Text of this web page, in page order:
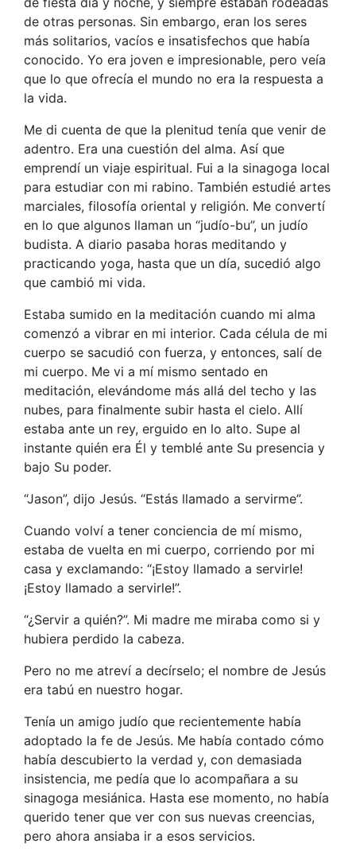
de otras personas. Sin embargo, eran los seres
más solitarios, vacíos e insatisfechos que había
conocido. Yo era joven e impresionable, pero veía
que lo que ofrecía el mundo no era la respuesta a
la vida.
Me di cuenta de que la plenitud tenía que venir de
adentro. Era una cuestión del alma. Así que
emprendí un viaje espiritual. Fui a la sinagoga local
para estudiar con mi rabino. También estudié artes
marciales, filosofía oriental y religión. Me convertí
en lo que algunos llaman un “judío-bu”, un judío
budista. A diario pasaba horas meditando y
practicando yoga, hasta que un día, sucedió algo
que cambió mi vida.
Estaba sumido en la meditación cuando mi alma
comenzó a vibrar en mi interior. Cada célula de mi
cuerpo se sacudió con fuerza, y entonces, salí de
mi cuerpo. Me vi a mí mismo sentado en
meditación, elevándome más allá del techo y las
nubes, para finalmente subir hasta el cielo. Allí
estaba ante un rey, erguido en lo alto. Supe al
instante quién era Él y temblé ante Su presencia y
bajo Su poder.
“Jason”, dijo Jesús. “Estás llamado a servirme”.
Cuando volví a tener conciencia de mí mismo,
estaba de vuelta en mi cuerpo, corriendo por mi
casa y exclamando: “¡Estoy llamado a servirle!
¡Estoy llamado a servirle!”.
“¿Servir a quién?”. Mi madre me miraba como si y
hubiera perdido la cabeza.
Pero no me atreví a decírselo; el nombre de Jesús
era tabú en nuestro hogar.
Tenía un amigo judío que recientemente había
adoptado la fe de Jesús. Me había contado cómo
había descubierto la verdad y, con demasiada
insistencia, me pedía que lo acompañara a su
sinagoga mesiánica. Hasta ese momento, no había
querido tener que ver con sus nuevas creencias,
pero ahora ansiaba ir a esos servicios.